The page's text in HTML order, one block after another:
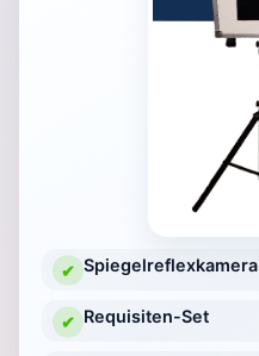
✔ Spiegelreflexkamera
✔ Requisiten-Set